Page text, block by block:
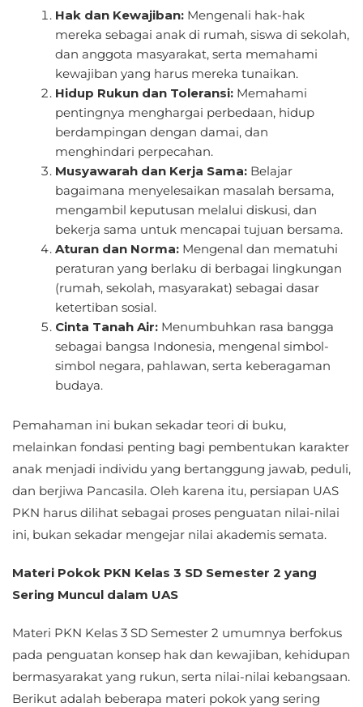
Hak dan Kewajiban: Mengenali hak-hak
mereka sebagai anak di rumah, siswa di sekolah,
dan anggota masyarakat, serta memahami
kewajiban yang harus mereka tunaikan.
Hidup Rukun dan Toleransi: Memahami
pentingnya menghargai perbedaan, hidup
berdampingan dengan damai, dan
menghindari perpecahan.
Musyawarah dan Kerja Sama: Belajar
bagaimana menyelesaikan masalah bersama,
mengambil keputusan melalui diskusi, dan
bekerja sama untuk mencapai tujuan bersama.
Aturan dan Norma: Mengenal dan mematuhi
peraturan yang berlaku di berbagai lingkungan
(rumah, sekolah, masyarakat) sebagai dasar
ketertiban sosial.
Cinta Tanah Air: Menumbuhkan rasa bangga
sebagai bangsa Indonesia, mengenal simbol-
simbol negara, pahlawan, serta keberagaman
budaya.
Pemahaman ini bukan sekadar teori di buku,
melainkan fondasi penting bagi pembentukan karakter
anak menjadi individu yang bertanggung jawab, peduli,
dan berjiwa Pancasila. Oleh karena itu, persiapan UAS
PKN harus dilihat sebagai proses penguatan nilai-nilai
ini, bukan sekadar mengejar nilai akademis semata.
Materi Pokok PKN Kelas 3 SD Semester 2 yang
Sering Muncul dalam UAS
Materi PKN Kelas 3 SD Semester 2 umumnya berfokus
pada penguatan konsep hak dan kewajiban, kehidupan
bermasyarakat yang rukun, serta nilai-nilai kebangsaan.
Berikut adalah beberapa materi pokok yang sering